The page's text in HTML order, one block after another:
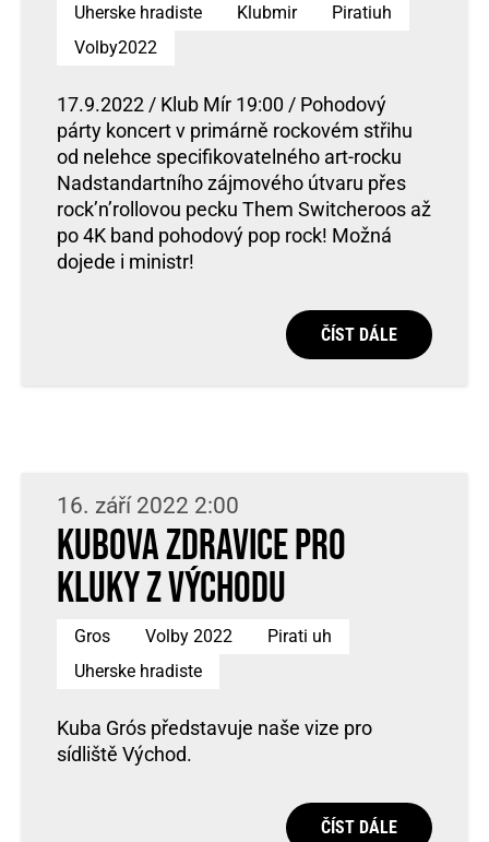
Uherske hradiste Klubmir
Piratiuh
Volby2022
17.9.2022 / Klub Mír 19:00 / Pohodový
párty koncert v primárně rockovém střihu
od nelehce specifikovatelného art-rocku
Nadstandartního zájmového útvaru přes
rock’n’rollovou pecku Them Switcheroos až
po 4K band pohodový pop rock! Možná
dojede i ministr!
ČÍST DÁLE
16. září 2022 2:00
Kubova zdravice pro
kluky z Východu
Gros Volby 2022
Pirati uh
Uherske hradiste
Kuba Grós představuje naše vize pro
sídliště Východ.
ČÍST DÁLE